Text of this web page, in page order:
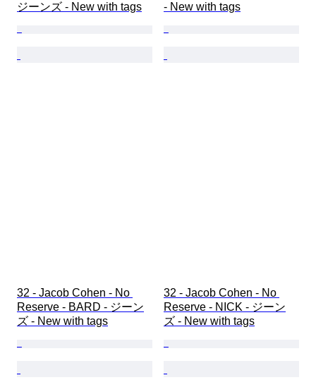
ジーンズ - New with tags
- New with tags
32 - Jacob Cohen - No
Reserve - BARD - ジーン
ズ - New with tags
32 - Jacob Cohen - No
Reserve - NICK - ジーン
ズ - New with tags